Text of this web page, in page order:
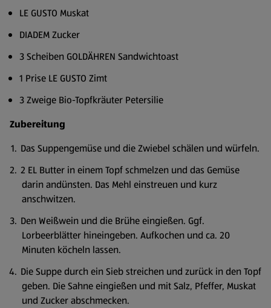
LE GUSTO Muskat
DIADEM Zucker
3 Scheiben GOLDÄHREN Sandwichtoast
1 Prise LE GUSTO Zimt
3 Zweige Bio-Topfkräuter Petersilie
Zubereitung
Das Suppengemüse und die Zwiebel schälen und würfeln.
2 EL Butter in einem Topf schmelzen und das Gemüse
darin andünsten. Das Mehl einstreuen und kurz
anschwitzen.
Den Weißwein und die Brühe eingießen. Ggf.
Lorbeerblätter hineingeben. Aufkochen und ca. 20
Minuten köcheln lassen.
Die Suppe durch ein Sieb streichen und zurück in den Topf
geben. Die Sahne eingießen und mit Salz, Pfeffer, Muskat
und Zucker abschmecken.